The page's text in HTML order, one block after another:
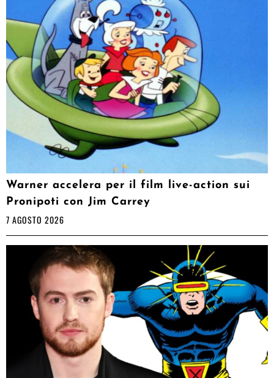
Warner accelera per il film live-action sui
Pronipoti con Jim Carrey
7 AGOSTO 2026